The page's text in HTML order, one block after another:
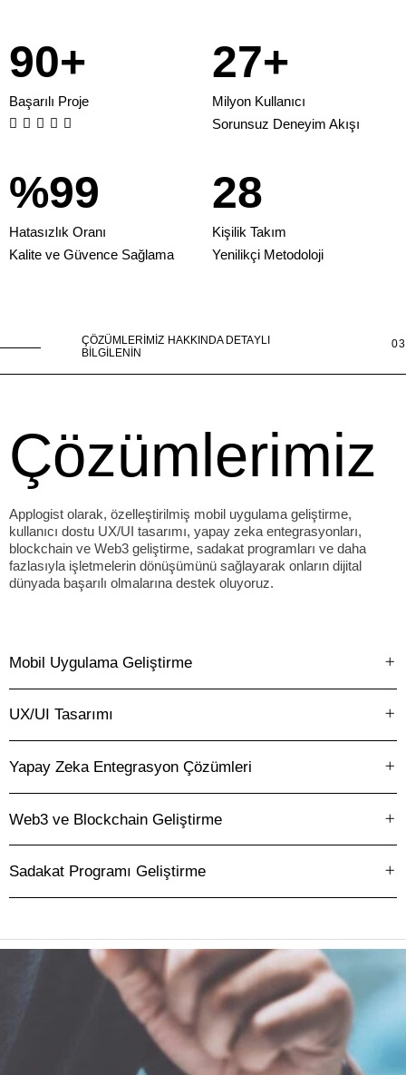
6
7
8
9
5
6
7
8
9
90
1
2
3
4
6
7
8
9
+
Başarılı Proje
    
2
3
4
5
6
8
7
8
9
+
Milyon Kullanıcı
Sorunsuz Deneyim Akışı
%
6
7
8
9
6
7
9
Hatasızlık Oranı
Kalite ve Güvence Sağlama
0
1
2
3
5
7
8
9
5
6
7
8
9
Kişilik Takım
Yenilikçi Metodoloji
ÇÖZÜMLERİMİZ HAKKINDA DETAYLI
BİLGİLENİN
03
Çözümlerimiz
Applogist olarak, özelleştirilmiş mobil uygulama geliştirme,
kullanıcı dostu UX/UI tasarımı, yapay zeka entegrasyonları,
blockchain ve Web3 geliştirme, sadakat programları ve daha
fazlasıyla işletmelerin dönüşümünü sağlayarak onların dijital
dünyada başarılı olmalarına destek oluyoruz.
Mobil Uygulama Geliştirme
UX/UI Tasarımı
Yapay Zeka Entegrasyon Çözümleri
Web3 ve Blockchain Geliştirme
Sadakat Programı Geliştirme